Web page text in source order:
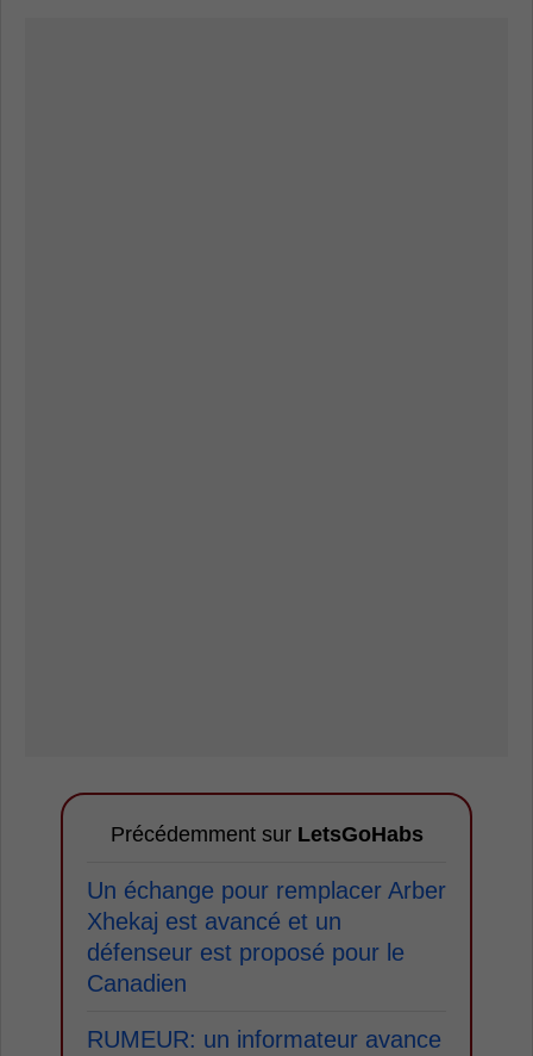
Précédemment sur LetsGoHabs
Un échange pour remplacer Arber
Xhekaj est avancé et un
défenseur est proposé pour le
Canadien
RUMEUR: un informateur avance